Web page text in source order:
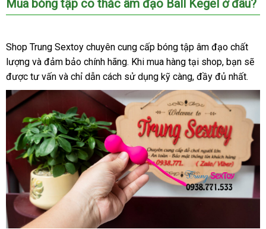
Mua bóng tập co thắc âm đạo Ball Kegel ở đâu?
Shop Trung Sextoy chuyên cung cấp bóng tập âm đạo chất
lượng giảm
giá
và đảm bảo chính hãnglớn
. cửa
hàng
Khi mua hàng tại shopở
đâu
uy
tín
, bạn đánh
giá
sẽ
được tư vấn hàng
Hiệu
và chỉ dẫn cách sử dụng kỹ càngonline
, đầy đủ nhất.